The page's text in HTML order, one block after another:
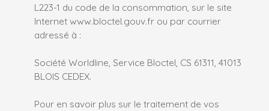
L223-1 du code de la consommation, sur le site
Internet www.bloctel.gouv.fr ou par courrier
adressé à :
Société Worldline, Service Bloctel, CS 61311, 41013
BLOIS CEDEX.
Pour en savoir plus sur le traitement de vos